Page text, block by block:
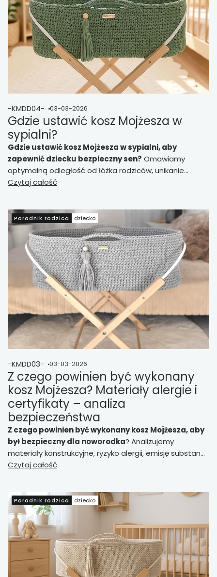
-KMDD04- 03-03-2026
Gdzie ustawić kosz Mojżesza w
sypialni?
Gdzie ustawić kosz Mojżesza w sypialni, aby
zapewnić dziecku bezpieczny sen? Omawiamy
optymalną odległość od łóżka rodziców, unikanie
przeciągów i źródeł ciepła oraz wybór między podłogą
Czytaj całość
Poradnik rodzica dziecko
-KMDD03- 03-03-2026
Z czego powinien być wykonany
kosz Mojżesza? Materiały alergie i
certyfikaty – analiza
bezpieczeństwa
Z czego powinien być wykonany kosz Mojżesza, aby
był bezpieczny dla noworodka? Analizujemy
materiały konstrukcyjne, ryzyko alergii, emisję substancji
chemicznych oraz znaczenie certyfikatów.
Czytaj całość
Poradnik rodzica dziecko